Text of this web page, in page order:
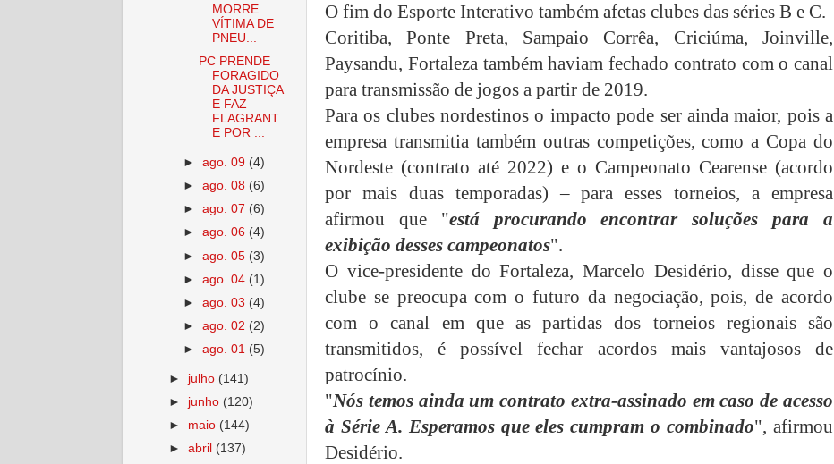
O fim do Esporte Interativo também afetas clubes das séries B e C.
Coritiba, Ponte Preta, Sampaio Corrêa, Criciúma, Joinville,
Paysandu, Fortaleza também haviam fechado contrato com o canal
para transmissão de jogos a partir de 2019.
Para os clubes nordestinos o impacto pode ser ainda maior, pois a
empresa transmitia também outras competições, como a Copa do
Nordeste (contrato até 2022) e o Campeonato Cearense (acordo
por mais duas temporadas) – para esses torneios, a empresa
afirmou que "está procurando encontrar soluções para a
exibição desses campeonatos".
O vice-presidente do Fortaleza, Marcelo Desidério, disse que o
clube se preocupa com o futuro da negociação, pois, de acordo
com o canal em que as partidas dos torneios regionais são
transmitidos, é possível fechar acordos mais vantajosos de
patrocínio.
"Nós temos ainda um contrato extra-assinado em caso de acesso
à Série A. Esperamos que eles cumpram o combinado", afirmou
Desidério.
MORRE
VÍTIMA DE
PNEU...
PC PRENDE
FORAGIDO
DA JUSTIÇA
E FAZ
FLAGRANT
E POR ...
►ago. 09 (4)
►ago. 08 (6)
►ago. 07 (6)
►ago. 06 (4)
►ago. 05 (3)
►ago. 04 (1)
►ago. 03 (4)
►ago. 02 (2)
►ago. 01 (5)
► julho (141)
► junho (120)
► maio (144)
►abril (137)